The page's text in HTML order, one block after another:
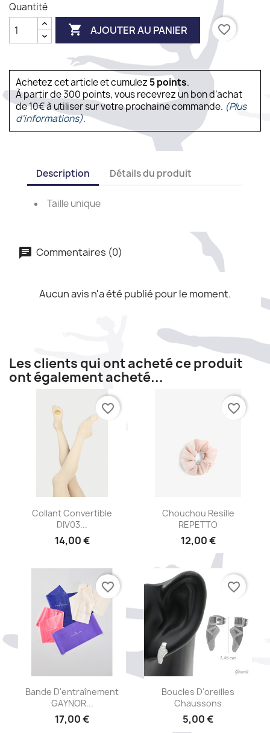
Quantité
 AJOUTER AU PANIER favorite_border
Achetez cet article et cumulez 5points.
À partir de 300 points, vous recevrez un bon d’achat
de 10€ à utiliser sur votre prochaine commande. (Plus
d'informations).
Description Détails du produit
Taille unique
Commentaires (0)
Aucun avis n'a été publié pour le moment.
Les clients qui ont acheté ce produit
ont également acheté...
Aperçu rapide
Collant Convertible
DIV03...
14,00 €
favorite_border
Aperçu rapide
Chouchou Resille
REPETTO
12,00 €
favorite_border
Aperçu rapide
Bande D'entraînement
GAYNOR...
17,00 €
favorite_border
Aperçu rapide
Boucles D'oreilles
Chaussons
5,00 €
favorite_border